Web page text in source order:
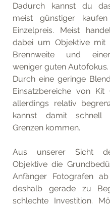
Dadurch kannst du
meist günstiger
Einzelpreis. Meist
dabei um Objektive mit
Brennweite und
weniger guten Autofokus.
Durch eine geringe
Einsatzbereiche von Kit
allerdings relativ
kannst damit schnell
Grenzen kommen.
Aus unserer Sicht
Objektive die
Anfänger Fotografen
deshalb gerade zu
schlechte Investition.